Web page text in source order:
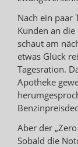
Nach ein paar
Kunden an
schaut am
etwas Glück
Tagesration.
Apotheke
Aber der
Sobald die